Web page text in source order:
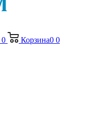
0 Корзина0 0